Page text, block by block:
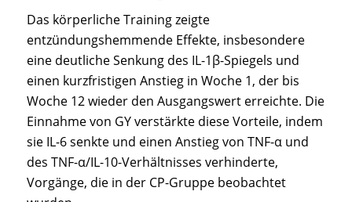
Das körperliche Training zeigte
entzündungshemmende Effekte, insbesondere
eine deutliche Senkung des IL-1β-Spiegels und
einen kurzfristigen Anstieg in Woche 1, der bis
Woche 12 wieder den Ausgangswert erreichte. Die
Einnahme von GY verstärkte diese Vorteile, indem
sie IL-6 senkte und einen Anstieg von TNF-α und
des TNF-α/IL-10-Verhältnisses verhinderte,
Vorgänge, die in der CP-Gruppe beobachtet